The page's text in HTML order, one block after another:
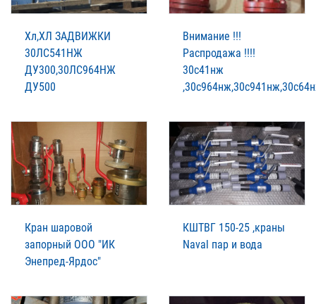
Хл,ХЛ ЗАДВИЖКИ
30ЛС541НЖ
ДУ300,30ЛС964НЖ
ДУ500
Внимание !!!
Распродажа !!!!
30с41нж
Кран шаровой
запорный ООО "ИК
Энепред-Ярдос"
КШТВГ 150-25 ,краны
Naval пар и вода